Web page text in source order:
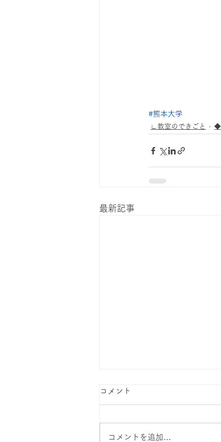
#熊本大学
∟教室のできごと ◆
最新記事
コメント
コメントを追加…